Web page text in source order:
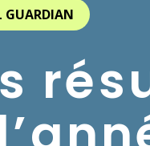
GUARDIAN